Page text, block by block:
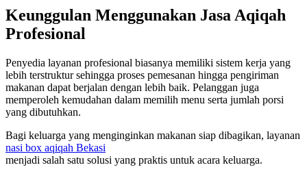
Keunggulan Menggunakan Jasa Aqiqah
Profesional
Penyedia layanan profesional biasanya memiliki sistem kerja yang
lebih terstruktur sehingga proses pemesanan hingga pengiriman
makanan dapat berjalan dengan lebih baik. Pelanggan juga
memperoleh kemudahan dalam memilih menu serta jumlah porsi
yang dibutuhkan.
Bagi keluarga yang menginginkan makanan siap dibagikan, layanan
nasi box aqiqah Bekasi
menjadi salah satu solusi yang praktis untuk acara keluarga.